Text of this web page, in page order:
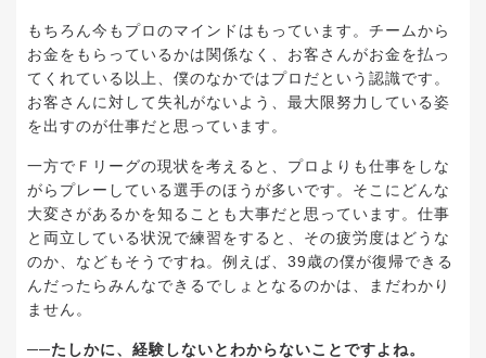
もちろん今もプロのマインドはもっています。チームから
お金をもらっているかは関係なく、お客さんがお金を払っ
てくれている以上、僕のなかではプロだという認識です。
お客さんに対して失礼がないよう、最大限努力している姿
を出すのが仕事だと思っています。
一方でＦリーグの現状を考えると、プロよりも仕事をしな
がらプレーしている選手のほうが多いです。そこにどんな
大変さがあるかを知ることも大事だと思っています。仕事
と両立している状況で練習をすると、その疲労度はどうな
のか、などもそうですね。例えば、39歳の僕が復帰できる
んだったらみんなできるでしょとなるのかは、まだわかり
ません。
──たしかに、経験しないとわからないことですよね。